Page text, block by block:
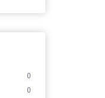
0
0